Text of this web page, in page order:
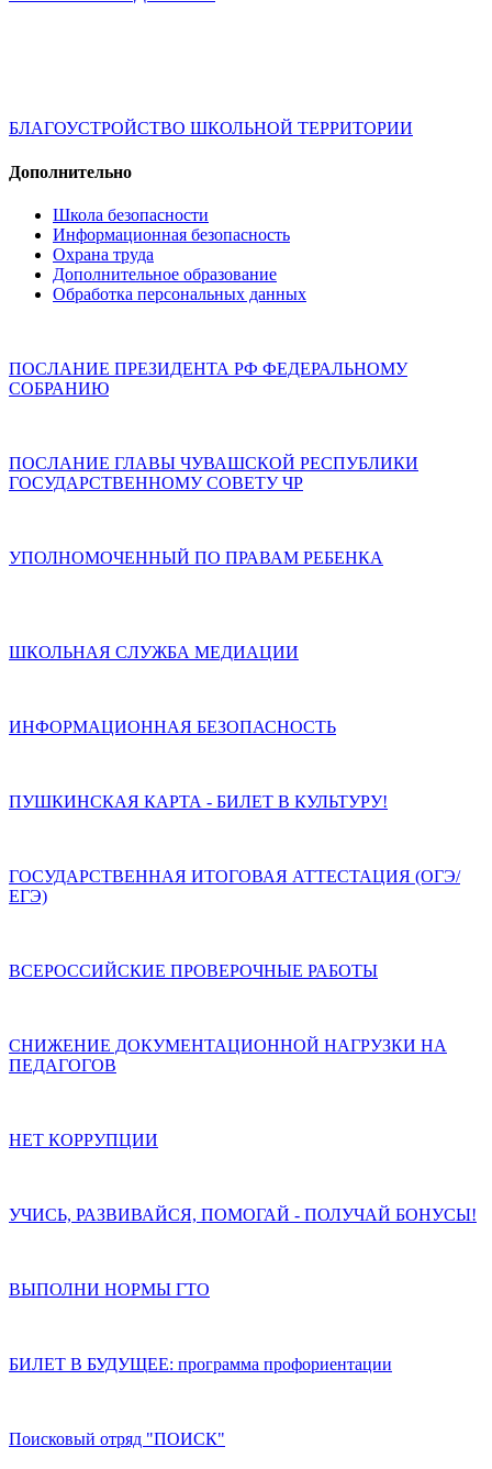
БЛАГОУСТРОЙСТВО ШКОЛЬНОЙ ТЕРРИТОРИИ
Дополнительно
Школа безопасности
Информационная безопасность
Охрана труда
Дополнительное образование
Обработка персональных данных
ПОСЛАНИЕ ПРЕЗИДЕНТА РФ ФЕДЕРАЛЬНОМУ
СОБРАНИЮ
ПОСЛАНИЕ ГЛАВЫ ЧУВАШСКОЙ РЕСПУБЛИКИ
ГОСУДАРСТВЕННОМУ СОВЕТУ ЧР
УПОЛНОМОЧЕННЫЙ ПО ПРАВАМ РЕБЕНКА
ШКОЛЬНАЯ СЛУЖБА МЕДИАЦИИ
ИНФОРМАЦИОННАЯ БЕЗОПАСНОСТЬ
ПУШКИНСКАЯ КАРТА - БИЛЕТ В КУЛЬТУРУ!
ГОСУДАРСТВЕННАЯ ИТОГОВАЯ АТТЕСТАЦИЯ (ОГЭ/
ЕГЭ)
ВСЕРОССИЙСКИЕ ПРОВЕРОЧНЫЕ РАБОТЫ
СНИЖЕНИЕ ДОКУМЕНТАЦИОННОЙ НАГРУЗКИ НА
ПЕДАГОГОВ
НЕТ КОРРУПЦИИ
УЧИСЬ, РАЗВИВАЙСЯ, ПОМОГАЙ - ПОЛУЧАЙ БОНУСЫ!
ВЫПОЛНИ НОРМЫ ГТО
БИЛЕТ В БУДУЩЕЕ: программа профориентации
Поисковый отряд "ПОИСК"